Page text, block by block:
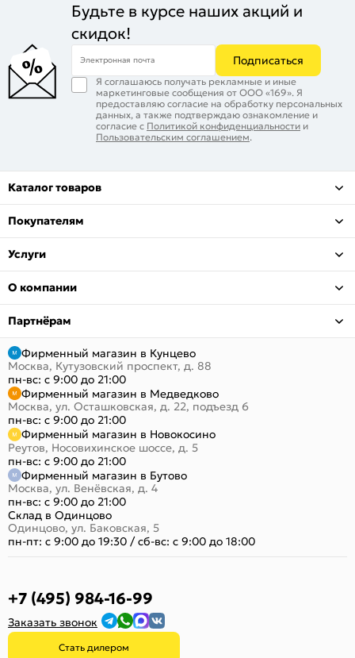
Будьте в курсе наших акций и
скидок!
Электронная почта Подписаться
Я соглашаюсь получать рекламные и иные
маркетинговые сообщения от ООО «169». Я
предоставляю согласие на обработку персональных
данных, а также подтверждаю ознакомление и
согласие с Политикой конфиденциальности и
Пользовательским соглашением.
Каталог товаров
Покупателям
Услуги
О компании
Партнёрам
Фирменный магазин в Кунцево
Москва, Кутузовский проспект, д. 88
пн-вс: с 9:00 до 21:00
Фирменный магазин в Медведково
Москва, ул. Осташковская, д. 22, подъезд 6
пн-вс: с 9:00 до 21:00
Фирменный магазин в Новокосино
Реутов, Носовихинское шоссе, д. 5
пн-вс: с 9:00 до 21:00
Фирменный магазин в Бутово
Москва, ул. Венёвская, д. 4
пн-вс: с 9:00 до 21:00
Склад в Одинцово
Одинцово, ул. Баковская, 5
пн-пт: с 9:00 до 19:30 /сб-вс: с 9:00 до 18:00
+7 (495) 984-16-99
Заказать звонок
Стать дилером